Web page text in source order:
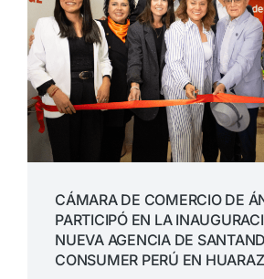
CÁMARA DE COMERCIO DE
PARTICIPÓ EN LA
NUEVA AGENCIA DE
CONSUMER PERÚ EN HUARAZ